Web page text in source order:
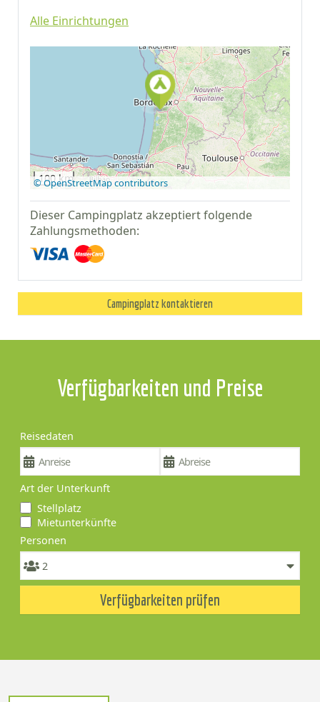
Alle Einrichtungen
Auf Google Maps
anzeigen
100 km
© OpenStreetMap contributors
Dieser Campingplatz akzeptiert folgende
Zahlungsmethoden:
Campingplatz kontaktieren
Verfügbarkeiten und Preise
Reisedaten
Art der Unterkunft
Stellplatz
Mietunterkünfte
Personen
Verfügbarkeiten prüfen